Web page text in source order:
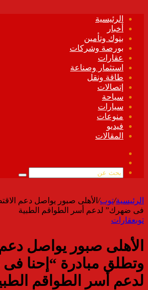
الرئيسية
أخبار
بنوك وتأمين
بورصة وشركات
عقارات
استثمار وصناعة
طاقة ونقل
إتصالات
سياحة
سيارات
منوعات
فيديو
المقالات
الموقع
بحث
الرئيسية/توب/ الأهلى صبور يواصل دعم
فى ضهرك” لدعم أسر الطواقم الطبية
توبعقارات
الأهلى صبور يواصل دعم
وتطلق مبادرة “إحنا
لدعم أسر الطواقم